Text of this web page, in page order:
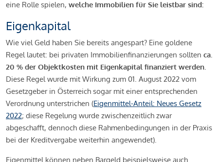
eine Rolle spielen, welche Immobilien für Sie leistbar sind:
Eigenkapital
Wie viel Geld haben Sie bereits angespart? Eine goldene
Regel lautet: bei privaten Immobilienfinanzierungen sollten ca.
20 % der Objektkosten mit Eigenkapital finanziert werden.
Diese Regel wurde mit Wirkung zum 01. August 2022 vom
Gesetzgeber in Österreich sogar mit einer entsprechenden
Verordnung unterstrichen (Eigenmittel-Anteil: Neues Gesetz
2022; diese Regelung wurde zwischenzeitlich zwar
abgeschafft, dennoch diese Rahmenbedingungen in der Praxis
bei der Kreditvergabe weiterhin angewendet).
Eigenmittel können neben Bargeld beispielsweise auch